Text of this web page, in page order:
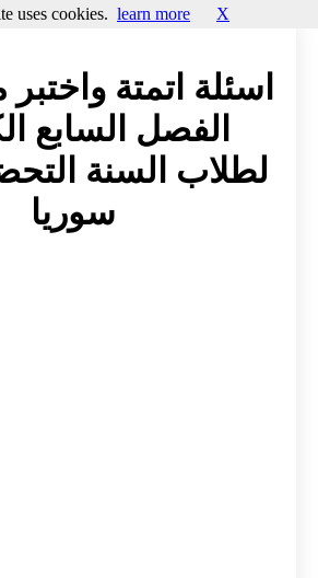
اسئلة اتمتة
الفصل السابع
لطلاب السنة
سوريا
uses cookies. learn more X